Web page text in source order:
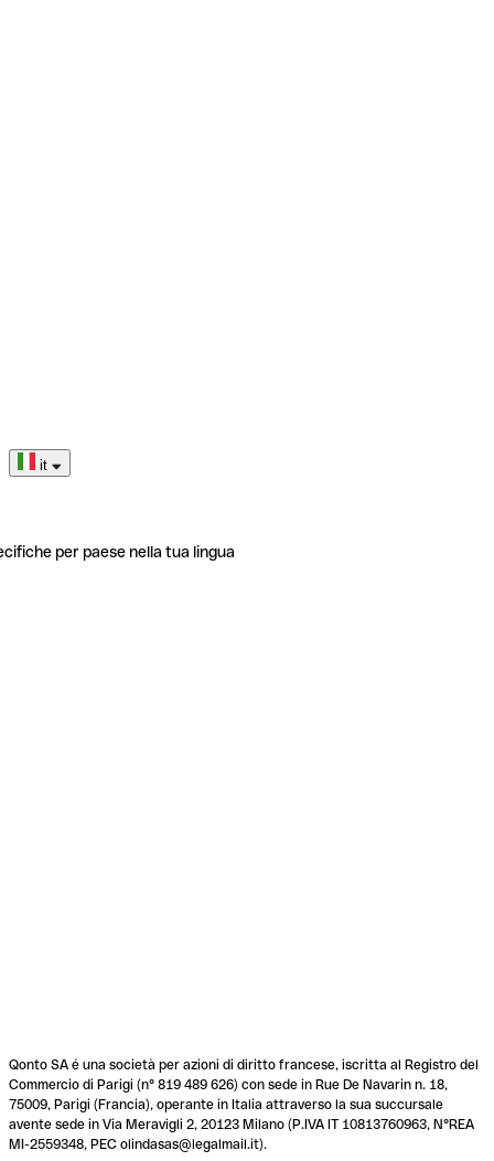
it
per paese nella tua lingua
Qonto SA é una società per azioni di diritto francese, iscritta al Registro del
Commercio di Parigi (n° 819 489 626) con sede in Rue De Navarin n. 18,
75009, Parigi (Francia), operante in Italia attraverso la sua succursale
avente sede in Via Meravigli 2, 20123 Milano (P.IVA IT 10813760963, N°REA
MI-2559348, PEC olindasas@legalmail.it).